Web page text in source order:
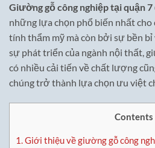
Giường gỗ công nghiệp tại quận 7
những lựa chọn phổ biến nhất cho
tính thẩm mỹ mà còn bởi sự bền
sự phát triển của ngành nội thất,
có nhiều cải tiến về chất lượng
chúng trở thành lựa chọn ưu việt
Contents
1.Giới thiệu về giường gỗ công